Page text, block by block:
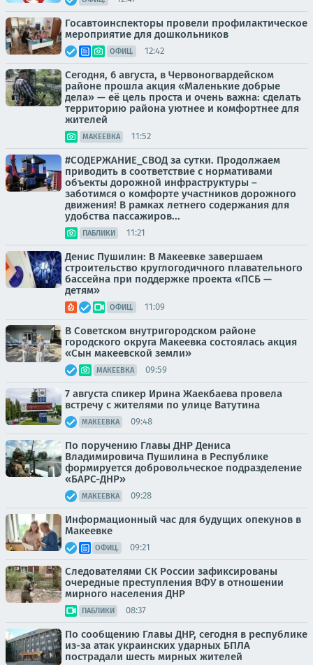
Госавтоинспекторы провели профилактическое
мероприятие для дошкольников
ОФИЦ. 12:42
Сегодня, 6 августа, в Червоногвардейском
районе прошла акция «Маленькие добрые
дела» — её цель проста и очень важна: сделать
территорию района уютнее и комфортнее для
жителей
МАКЕЕВКА 11:52
#СОДЕРЖАНИЕ_СВОД за сутки. Продолжаем
приводить в соответствие с нормативами
объекты дорожной инфраструктуры –
заботимся о комфорте участников дорожного
движения! В рамках летнего содержания для
удобства пассажиров...
ПАБЛИКИ 11:21
Денис Пушилин: В Макеевке завершаем
строительство круглогодичного плавательного
бассейна при поддержке проекта «ПСБ —
детям»
ОФИЦ. 11:09
В Советском внутригородском районе
городского округа Макеевка состоялась акция
«Сын макеевской земли»
МАКЕЕВКА 09:59
7 августа спикер Ирина Жаекбаева провела
встречу с жителями по улице Ватутина
МАКЕЕВКА 09:48
По поручению Главы ДНР Дениса
Владимировича Пушилина в Республике
формируется добровольческое подразделение
«БАРС-ДНР»
МАКЕЕВКА 09:28
Информационный час для будущих опекунов в
Макеевке
ОФИЦ. 09:21
Следователями СК России зафиксированы
очередные преступления ВФУ в отношении
мирного населения ДНР
ПАБЛИКИ 08:37
По сообщению Главы ДНР, сегодня в республике
из-за атак украинских ударных БПЛА
пострадали шесть мирных жителей